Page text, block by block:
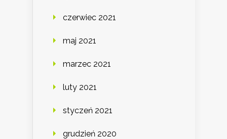
czerwiec 2021
maj 2021
marzec 2021
luty 2021
styczeń 2021
grudzień 2020